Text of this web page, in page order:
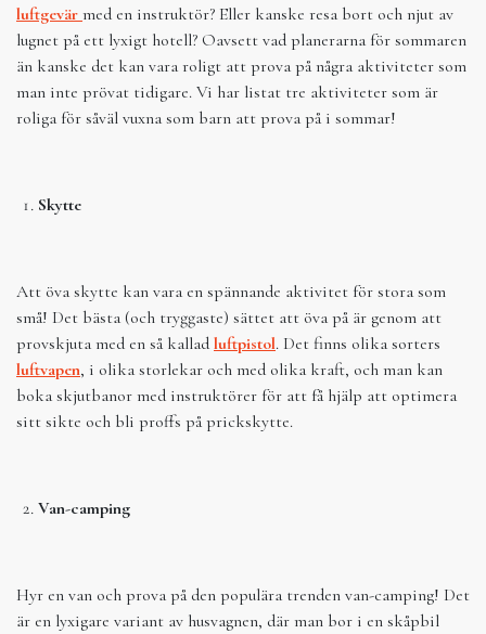
luftgevär med en instruktör? Eller kanske resa bort och njut av
lugnet på ett lyxigt hotell? Oavsett vad planerarna för sommaren
än kanske det kan vara roligt att prova på några aktiviteter som
man inte prövat tidigare. Vi har listat tre aktiviteter som är
roliga för såväl vuxna som barn att prova på i sommar!
Skytte
Att öva skytte kan vara en spännande aktivitet för stora som
små! Det bästa (och tryggaste) sättet att öva på är genom att
provskjuta med en så kallad luftpistol. Det finns olika sorters
luftvapen, i olika storlekar och med olika kraft, och man kan
boka skjutbanor med instruktörer för att få hjälp att optimera
sitt sikte och bli proffs på prickskytte.
Van-camping
Hyr en van och prova på den populära trenden van-camping! Det
är en lyxigare variant av husvagnen, där man bor i en skåpbil